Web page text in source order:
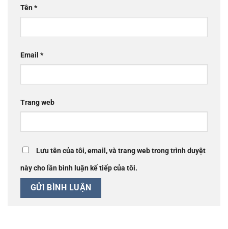
Tên*
Email *
Trang web
Lưu tên của tôi, email, và trang web trong trình duyệt
này cho lần bình luận kế tiếp của tôi.